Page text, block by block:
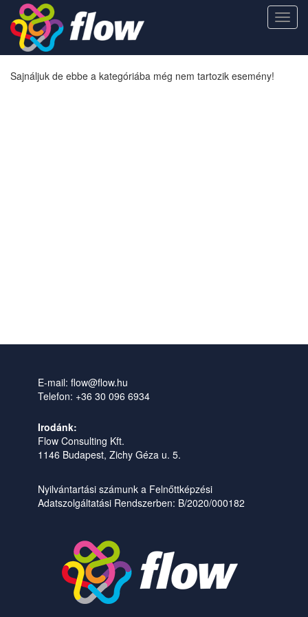
Sajnáljuk de ebbe a kategóriába még nem tartozik esemény!
E-mail: flow@flow.hu
Telefon: +36 30 096 6934
Irodánk:
Flow Consulting Kft.
1146 Budapest, Zichy Géza u. 5.
Nyilvántartási számunk a Felnőttképzési
Adatszolgáltatási Rendszerben: B/2020/000182